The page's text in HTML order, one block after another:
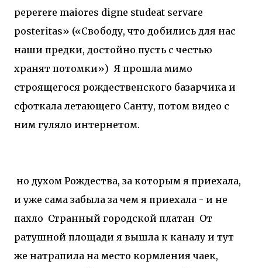
peperere maiores digne studeat servare
posteritas» («Свободу, что добились для нас
наши предки, достойно пусть с честью
хранят потомки») Я прошла мимо
строящегося рождественского базарчика и
сфоткала летающего Санту, потом видео с
ним гуляло интернетом.
но духом Рождества, за которым я приехала,
и уже сама забыла за чем я приехала - и не
пахло Странный городской платан От
ратушной площади я вышла к каналу и тут
же натрапила на место кормления чаек,